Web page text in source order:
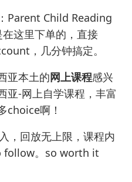
Parent Child Reading
在这里下单的，直接
，几分钟搞定。
亚本土的网上课程感兴
亚-网上自学课程 ，丰富
choice啊！
，回放无上限，课程内
follow。so worth it